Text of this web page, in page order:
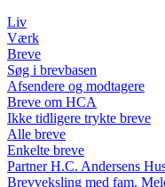
Liv
Værk
Breve
Søg i brevbasen
Afsendere og modtagere
Breve om HCA
Ikke tidligere trykte breve
Alle breve
Enkelte breve
Partner H.C. Andersens
Brevveksling med fam.